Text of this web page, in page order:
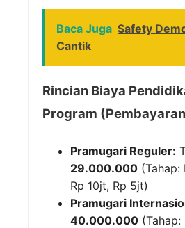
Baca Juga Safety
Cantik
Rincian Biaya
Program
Pramugari Reguler:
29.000.000 (Tahap:
Rp 10jt, Rp 5jt)
Pramugari
40.000.000 (Tahap: